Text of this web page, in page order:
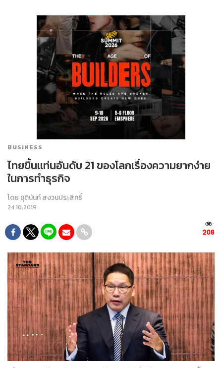
BUSINESS
ไทยขึ้นแท่นอันดับ 21 ของโลกเรื่องความยากง่าย
ในการทำธุรกิจ
โดย ชุตินันท์ สงวนประสิทธิ์
24.10.2019
208